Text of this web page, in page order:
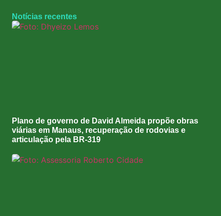
Notícias recentes
Plano de governo de David Almeida propõe obras
viárias em Manaus, recuperação de rodovias e
articulação pela BR-319